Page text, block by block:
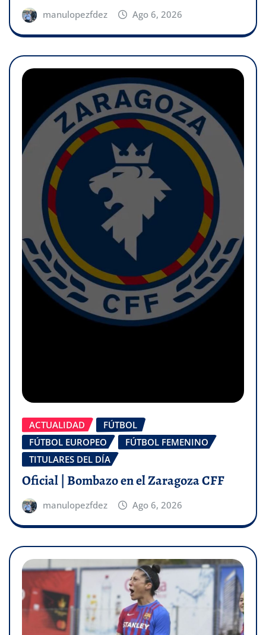
manulopezfdez Ago 6, 2026
ACTUALIDAD
FÚTBOL
FÚTBOL EUROPEO
FÚTBOL FEMENINO
TITULARES DEL DÍA
Oficial | Bombazo en el Zaragoza CFF
manulopezfdez Ago 6, 2026